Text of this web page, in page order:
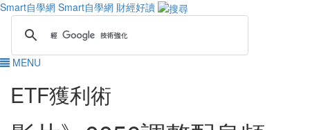
Smart自學網 Smart自學網 財經好讀
MENU
ETF獲利術